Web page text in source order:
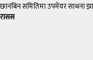
छानबिन समितिमा उपमेयर साधना
रासस